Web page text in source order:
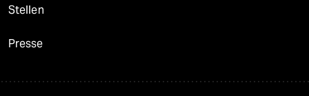
Stellen
Presse